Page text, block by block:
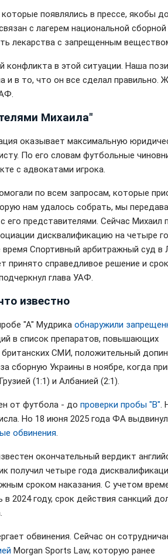
появлялись в прессе, якобы
с лагерем национальной сборной
лекарства с запрещенным
в этой ситуации. Наша
и в то, что он все сделал правильно.
Михаила"
оказывает максимальную
По его словам футбольные
с адвокатами игрока.
по всем запросам, которые
нам удалось собрать, мы
его представителями. Сейчас Михаил
дисквалификацию на четыре
Спортивный арбитражный суд в
принято справедливое решение и срок
глава УАФ.
известно
"А" Мудрика обнаружили
в список препаратов, повышающих
СМИ, положительный
сборную Украины в ноябре, когда
(1:1) и Албанией (2:1).
от футбола - до проверки пробы "В".
Но 18 июня 2025 года ФА
обвинения.
окончательный вердикт
получил четыре года
сроком наказания. С учетом
в 2024 году, срок действия санкций
обвинения. Сейчас он
Morgan Sports Law, которую ранее